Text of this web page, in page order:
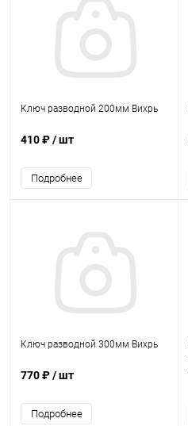
Ключ разводной 200мм Вихрь
410 ₽/ шт
Подробнее
Ключ разводной 300мм Вихрь
770 ₽/ шт
Подробнее